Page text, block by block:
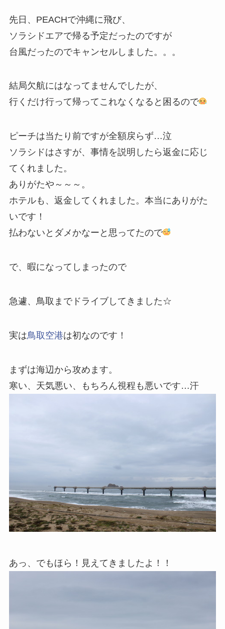
先日、PEACHで沖縄に飛び、
ソラシドエアで帰る予定だったのですが
台風だったのでキャンセルしました。。。
結局欠航にはなってませんでしたが、
行くだけ行って帰ってこれなくなると困るので
ピーチは当たり前ですが全額戻らず…泣
ソラシドはさすが、事情を説明したら返金に応じ
てくれました。
ありがたや～～～。
ホテルも、返金してくれました。本当にありがた
いです！
払わないとダメかなーと思ってたので
で、暇になってしまったので
急遽、鳥取までドライブしてきました☆
実は鳥取空港は初なのです！
まずは海辺から攻めます。
寒い、天気悪い、もちろん視程も悪いです…汗
あっ、でもほら！見えてきましたよ！！